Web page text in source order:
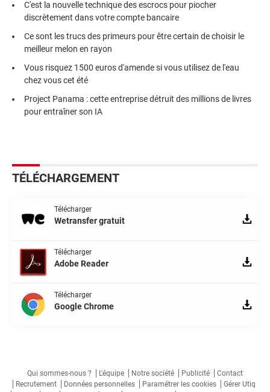
C'est la nouvelle technique des escrocs pour piocher
discrètement dans votre compte bancaire
Ce sont les trucs des primeurs pour être certain de choisir le
meilleur melon en rayon
Vous risquez 1500 euros d'amende si vous utilisez de l'eau
chez vous cet été
Project Panama : cette entreprise détruit des millions de livres
pour entraîner son IA
TÉLÉCHARGEMENT
Télécharger
Wetransfer gratuit
Télécharger
Adobe Reader
Télécharger
Google Chrome
Qui sommes-nous ? L'équipe Notre société Publicité
Contact
Recrutement
Données personnelles Paramétrer les cookies
Gérer Utiq